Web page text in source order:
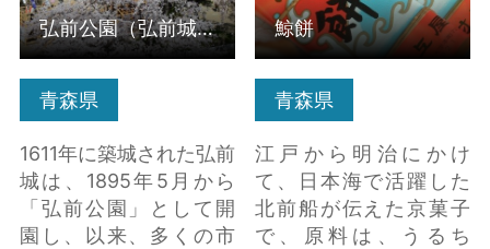
青森県
1611年に築城された弘前
城は、1895年5月から
「弘前公園」として開
園し、以来、多くの市
弘前公園（弘前城跡）
青森県
江戸から明治にかけ
て、日本海で活躍した
北前船が伝えた京菓子
で、原料は、うるち
鯨餅